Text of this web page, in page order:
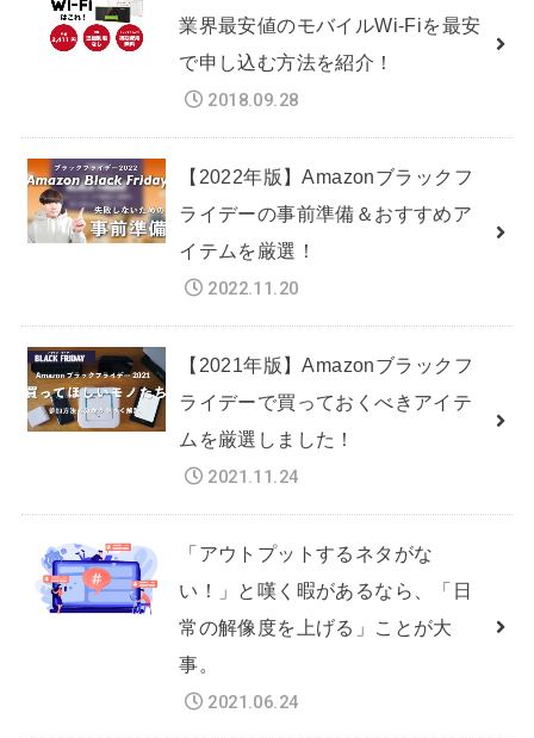
業界最安値のモバイルWi-Fiを最安
で申し込む方法を紹介！
2018.09.28
【2022年版】Amazonブラックフ
ライデーの事前準備＆おすすめア
イテムを厳選！
2022.11.20
【2021年版】Amazonブラックフ
ライデーで買っておくべきアイテ
ムを厳選しました！
2021.11.24
「アウトプットするネタがな
い！」と嘆く暇があるなら、「日
常の解像度を上げる」ことが大
事。
2021.06.24